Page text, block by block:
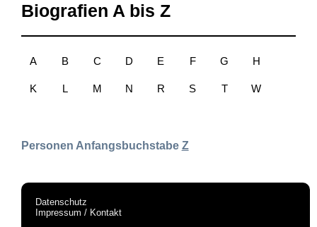
Biografien A bis Z
A B C D E F G H
K L M N R S T W
Personen Anfangsbuchstabe Z
Datenschutz
Impressum / Kontakt